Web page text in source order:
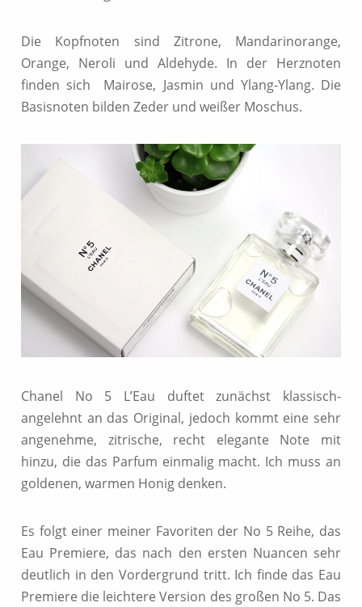
Die Kopfnoten sind Zitrone, Mandarinorange,
Orange, Neroli und Aldehyde. In der Herznoten
finden sich Mairose, Jasmin und Ylang-Ylang. Die
Basisnoten bilden Zeder und weißer Moschus.
Chanel No 5 L’Eau duftet zunächst klassisch-
angelehnt an das Original, jedoch kommt eine sehr
angenehme, zitrische, recht elegante Note mit
hinzu, die das Parfum einmalig macht. Ich muss an
goldenen, warmen Honig denken.
Es folgt einer meiner Favoriten der No 5 Reihe, das
Eau Premiere, das nach den ersten Nuancen sehr
deutlich in den Vordergrund tritt. Ich finde das Eau
Premiere die leichtere Version des großen No 5. Das